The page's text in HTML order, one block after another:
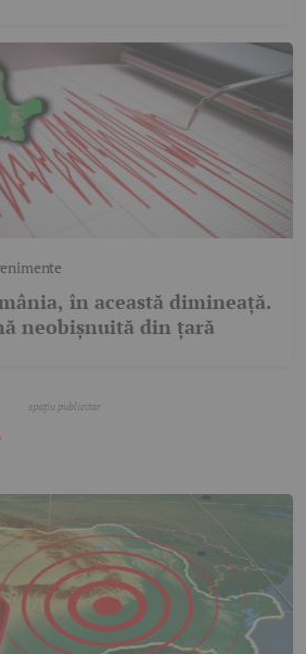
în această dimineață.
neobișnuită din țară